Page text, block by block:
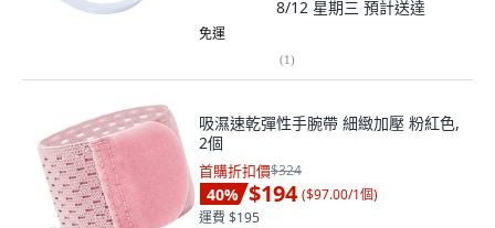
8/12 星期三 預計送達
免運
(1)
吸濕速乾彈性手腕帶 細緻加壓 粉紅色,
2個
首購折扣價$324
40% $194 ($97.00/1個)
運費 $195